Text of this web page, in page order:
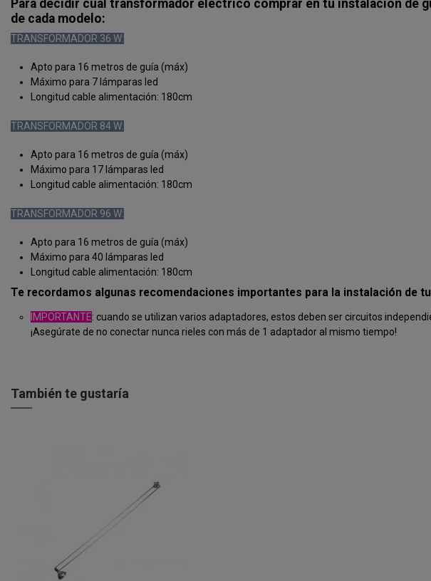
Para decidir cual transformador eléctrico comprar en tu instalación de
de cada modelo:
TRANSFORMADOR 36 W:
Apto para 16 metros de guía (máx)
Máximo para 7 lámparas led
Longitud cable alimentación: 180cm
TRANSFORMADOR 84 W:
Apto para 16 metros de guía (máx)
Máximo para 17 lámparas led
Longitud cable alimentación: 180cm
TRANSFORMADOR 96 W:
Apto para 16 metros de guía (máx)
Máximo para 40 lámparas led
Longitud cable alimentación: 180cm
Te recordamos algunas recomendaciones importantes para la instalación de
IMPORTANTE: cuando se utilizan varios adaptadores, estos deben ser circuitos
¡Asegúrate de no conectar nunca rieles con más de 1 adaptador al mismo tiempo!
También te gustaría